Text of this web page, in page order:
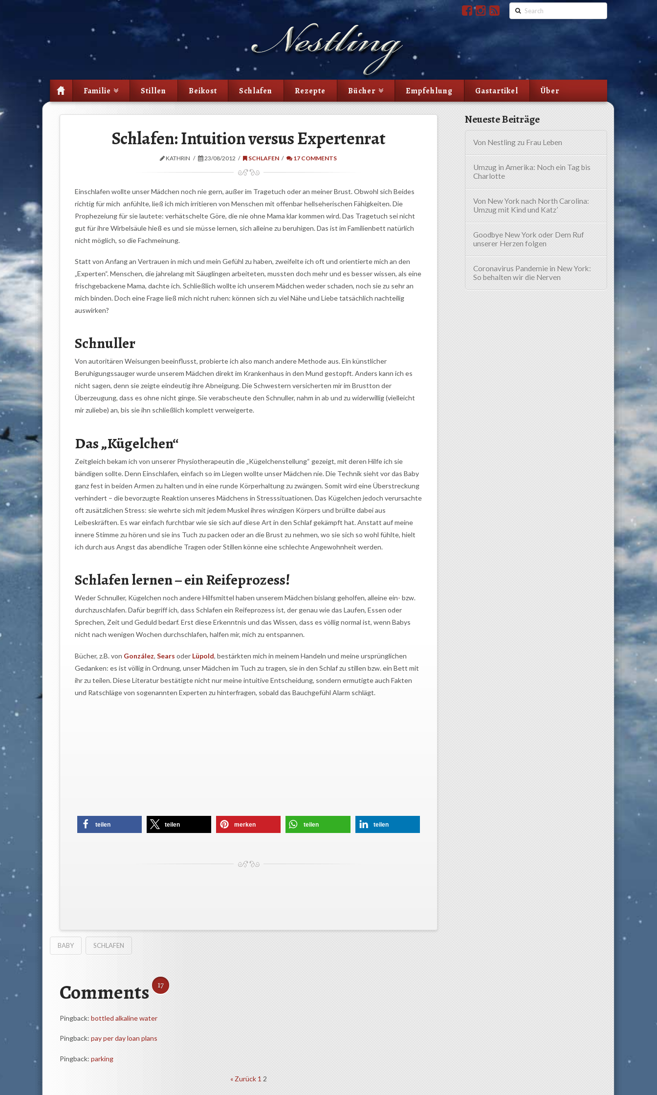
Search
Familie Stillen Beikost Schlafen Rezepte Bücher Empfehlung Gastartikel Über
Schlafen: Intuition versus Expertenrat
KATHRIN 23/08/2012 SCHLAFEN 17 COMMENTS
Einschlafen wollte unser Mädchen noch nie gern, außer im Tragetuch oder an meiner Brust. Obwohl sich Beides
richtig für mich anfühlte, ließ ich mich irritieren von Menschen mit offenbar hellseherischen Fähigkeiten. Die
Prophezeiung für sie lautete: verhätschelte Göre, die nie ohne Mama klar kommen wird. Das Tragetuch sei nicht
gut für ihre Wirbelsäule hieß es und sie müsse lernen, sich alleine zu beruhigen. Das ist im Familienbett natürlich
nicht möglich, so die Fachmeinung.
Statt von Anfang an Vertrauen in mich und mein Gefühl zu haben, zweifelte ich oft und orientierte mich an den
„Experten“. Menschen, die jahrelang mit Säuglingen arbeiteten, mussten doch mehr und es besser wissen, als eine
frischgebackene Mama, dachte ich. Schließlich wollte ich unserem Mädchen weder schaden, noch sie zu sehr an
mich binden. Doch eine Frage ließ mich nicht ruhen: können sich zu viel Nähe und Liebe tatsächlich nachteilig
auswirken?
Schnuller
Von autoritären Weisungen beeinflusst, probierte ich also manch andere Methode aus. Ein künstlicher
Beruhigungssauger wurde unserem Mädchen direkt im Krankenhaus in den Mund gestopft. Anders kann ich es
nicht sagen, denn sie zeigte eindeutig ihre Abneigung. Die Schwestern versicherten mir im Brustton der
Überzeugung, dass es ohne nicht ginge. Sie verabscheute den Schnuller, nahm in ab und zu widerwillig (vielleicht
mir zuliebe) an, bis sie ihn schließlich komplett verweigerte.
Das „Kügelchen“
Zeitgleich bekam ich von unserer Physiotherapeutin die „Kügelchenstellung“ gezeigt, mit deren Hilfe ich sie
bändigen sollte. Denn Einschlafen, einfach so im Liegen wollte unser Mädchen nie. Die Technik sieht vor das Baby
ganz fest in beiden Armen zu halten und in eine runde Körperhaltung zu zwängen. Somit wird eine Überstreckung
verhindert – die bevorzugte Reaktion unseres Mädchens in Stresssituationen. Das Kügelchen jedoch verursachte
oft zusätzlichen Stress: sie wehrte sich mit jedem Muskel ihres winzigen Körpers und brüllte dabei aus
Leibeskräften. Es war einfach furchtbar wie sie sich auf diese Art in den Schlaf gekämpft hat. Anstatt auf meine
innere Stimme zu hören und sie ins Tuch zu packen oder an die Brust zu nehmen, wo sie sich so wohl fühlte, hielt
ich durch aus Angst das abendliche Tragen oder Stillen könne eine schlechte Angewohnheit werden.
Schlafen lernen – ein Reifeprozess!
Weder Schnuller, Kügelchen noch andere Hilfsmittel haben unserem Mädchen bislang geholfen, alleine ein- bzw.
durchzuschlafen. Dafür begriff ich, dass Schlafen ein Reifeprozess ist, der genau wie das Laufen, Essen oder
Sprechen, Zeit und Geduld bedarf. Erst diese Erkenntnis und das Wissen, dass es völlig normal ist, wenn Babys
nicht nach wenigen Wochen durchschlafen, halfen mir, mich zu entspannen.
Bücher, z.B. von González, Sears oder Lüpold, bestärkten mich in meinem Handeln und meine ursprünglichen
Gedanken: es ist völlig in Ordnung, unser Mädchen im Tuch zu tragen, sie in den Schlaf zu stillen bzw. ein Bett mit
ihr zu teilen. Diese Literatur bestätigte nicht nur meine intuitive Entscheidung, sondern ermutigte auch Fakten
und Ratschläge von sogenannten Experten zu hinterfragen, sobald das Bauchgefühl Alarm schlägt.
teilen teilen merken teilen teilen
BABY SCHLAFEN
Comments 17
Pingback: bottled alkaline water
Pingback: pay per day loan plans
Pingback: parking
« Zurück 1 2
Neueste Beiträge
Von Nestling zu Frau Leben
Umzug in Amerika: Noch ein Tag bis
Charlotte
Von New York nach North Carolina:
Umzug mit Kind und Katz’
Goodbye New York oder Dem Ruf
unserer Herzen folgen
Coronavirus Pandemie in New York:
So behalten wir die Nerven